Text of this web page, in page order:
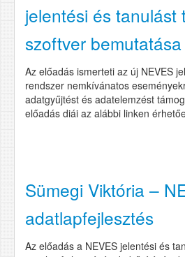
jelentési és tanulást
szoftver bemutatása
Az előadás ismerteti az új NEVES
rendszer nemkívánatos
adatgyűjtést és adatelemzést
előadás diái az alábbi linken
Sümegi Viktória –
adatlapfejlesztés
Az előadás a NEVES jelentési és